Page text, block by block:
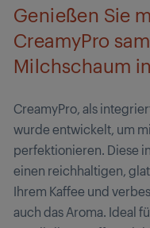
Genießen Sie
CreamyPro
Milchschaum
CreamyPro, als
wurde entwickelt, um
perfektionieren. Diese
einen reichhaltigen,
Ihrem Kaffee und
auch das Aroma. Ideal